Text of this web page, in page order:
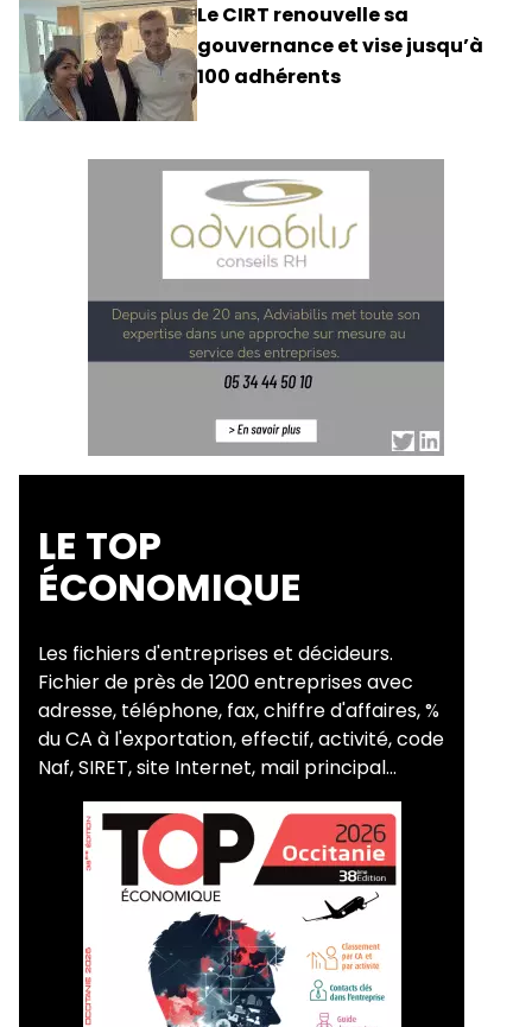
Le CIRT renouvelle sa
gouvernance et vise jusqu’à
100 adhérents
LE TOP
ÉCONOMIQUE
Les fichiers d'entreprises et décideurs.
Fichier de près de 1200 entreprises avec
adresse, téléphone, fax, chiffre d'affaires, %
du CA à l'exportation, effectif, activité, code
Naf, SIRET, site Internet, mail principal...